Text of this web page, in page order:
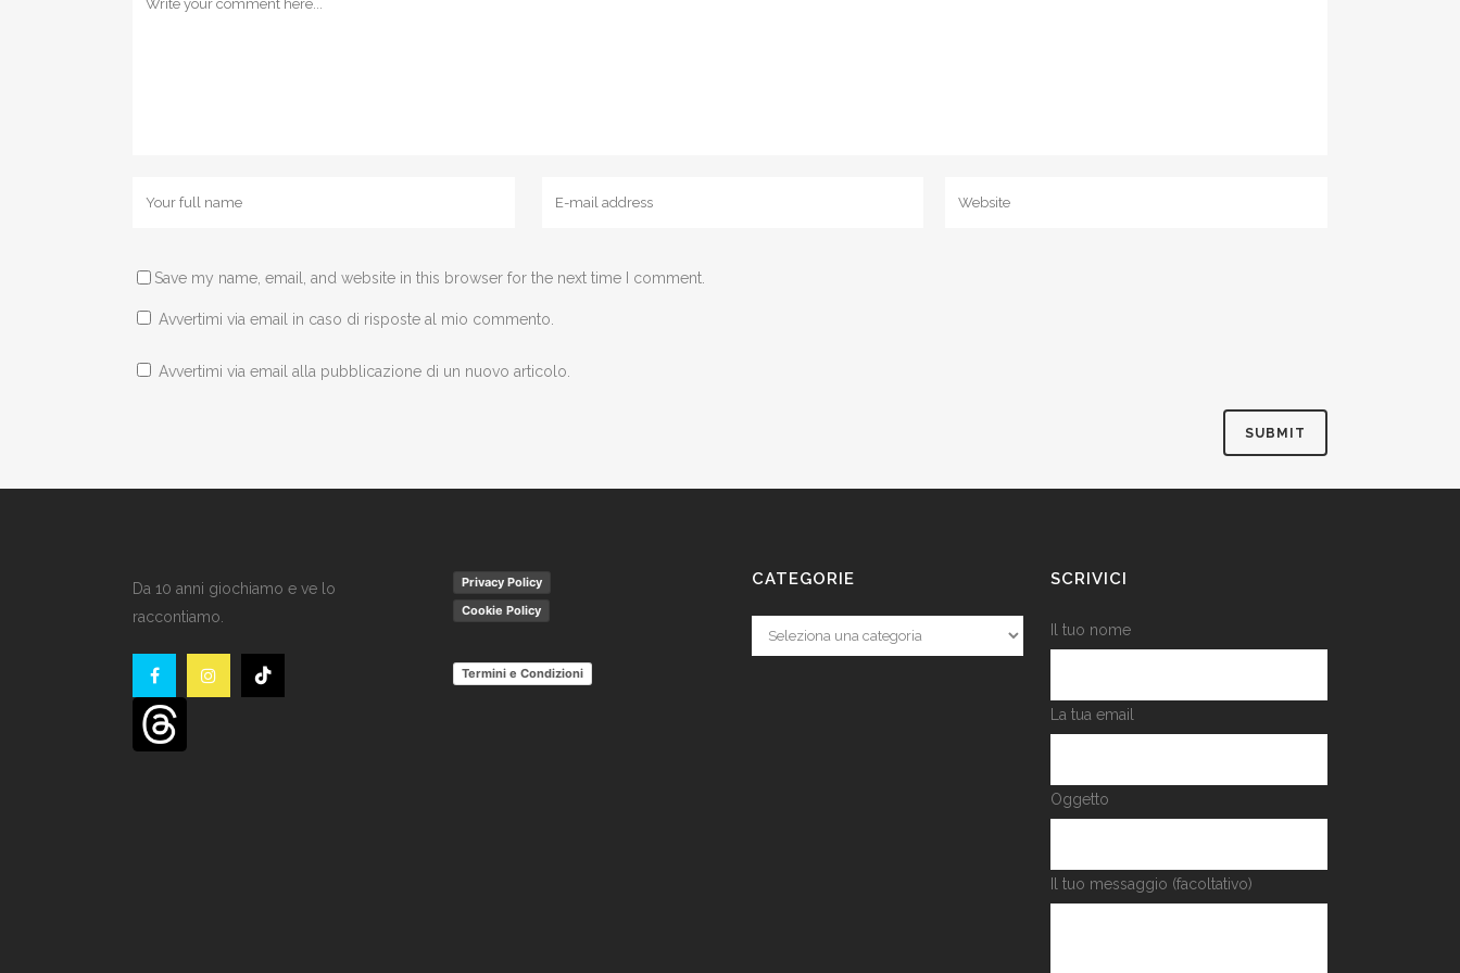
Save my name, email, and website in this browser for the next time I comment.
Avvertimi via email in caso di risposte al mio commento.
Avvertimi via email alla pubblicazione di un nuovo articolo.
Da 10 anni giochiamo e ve lo
raccontiamo.
Privacy Policy
Cookie Policy
Termini e Condizioni
CATEGORIE
Categorie
SCRIVICI
Il tuo nome
La tua email
Oggetto
Il tuo messaggio (facoltativo)